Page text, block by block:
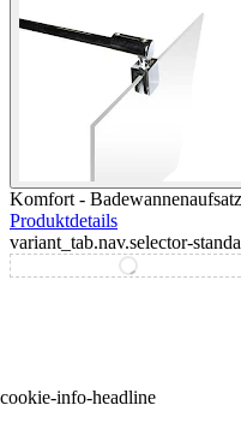
Komfort -
Produktdetails
variant_tab.nav.selector-